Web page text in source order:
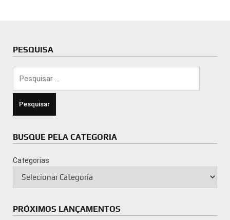
PESQUISA
BUSQUE PELA CATEGORIA
Categorias
PRÓXIMOS LANÇAMENTOS